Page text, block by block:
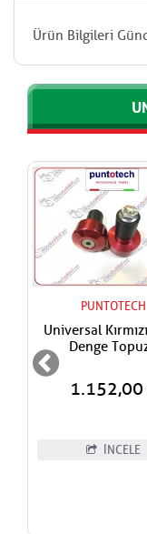
Ürün Bilgileri
PUNTOTECH
Universal
Denge
1.152,00
İNCELE